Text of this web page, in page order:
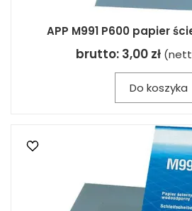
APP M991 P600 papier
brutto: 3,00 zł
Do koszyka